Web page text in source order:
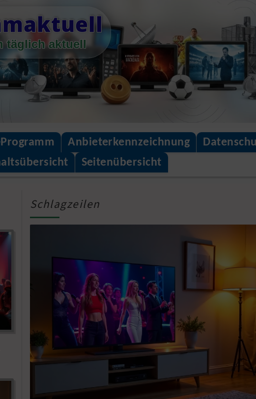
täglich aktuell
Anbieterkennzeichnung
Seitenübersicht
Schlagzeilen